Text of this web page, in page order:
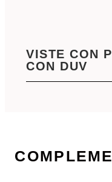
VISTE CON
CON DUV